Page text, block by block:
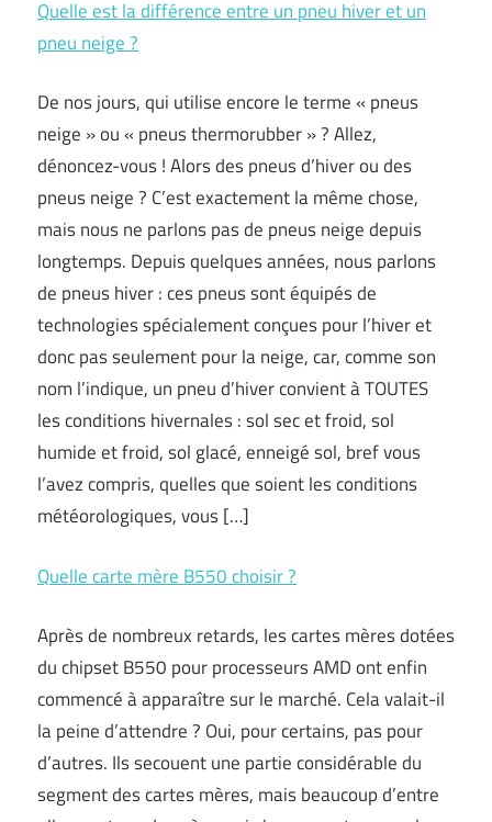
Quelle est la différence entre un pneu hiver et un
pneu neige ?
De nos jours, qui utilise encore le terme « pneus
neige » ou « pneus thermorubber » ? Allez,
dénoncez-vous ! Alors des pneus d’hiver ou des
pneus neige ? C’est exactement la même chose,
mais nous ne parlons pas de pneus neige depuis
longtemps. Depuis quelques années, nous parlons
de pneus hiver : ces pneus sont équipés de
technologies spécialement conçues pour l’hiver et
donc pas seulement pour la neige, car, comme son
nom l’indique, un pneu d’hiver convient à TOUTES
les conditions hivernales : sol sec et froid, sol
humide et froid, sol glacé, enneigé sol, bref vous
l’avez compris, quelles que soient les conditions
météorologiques, vous […]
Quelle carte mère B550 choisir ?
Après de nombreux retards, les cartes mères dotées
du chipset B550 pour processeurs AMD ont enfin
commencé à apparaître sur le marché. Cela valait-il
la peine d’attendre ? Oui, pour certains, pas pour
d’autres. Ils secouent une partie considérable du
segment des cartes mères, mais beaucoup d’entre